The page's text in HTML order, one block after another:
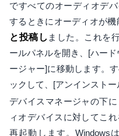
ですべてのオーディオデ
するときにオーディオが
と投稿し ました。これを
ールパネルを開き、[ハー
ージャー]に移動します。
ックして、[アンインストー
デバイスマネージャの下
ィオデバイスに対してこ
再起動します。Windows